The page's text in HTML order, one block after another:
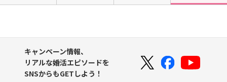
キャンペーン情報、
リアルな婚活エピソードを
SNSからもGETしよう！